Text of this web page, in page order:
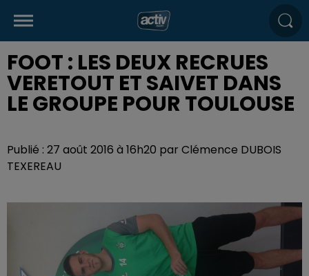
FOOT : LES DEUX RECRUES
VERETOUT ET SAIVET DANS
LE GROUPE POUR TOULOUSE
Publié : 27 août 2016 à 16h20 par Clémence DUBOIS
TEXEREAU